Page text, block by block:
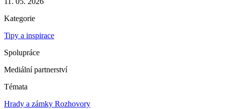
Kategorie
Tipy a inspirace
Spolupráce
Mediální partnerství
Témata
Hrady a zámky Rozhovory